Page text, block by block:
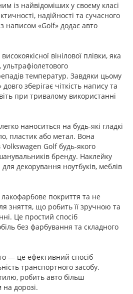
із найвідоміших у своєму класі
надійності та сучасного
написом «Golf» додає авто
вінілової плівки, яка
температур. Завдяки цьому
зберігає чіткість напису та
при тривалому використанні
наноситься на будь-які гладкі
пластик або метал. Вона
Volkswagen Golf будь-якого
бренду. Наклейку
декорування ноутбуків, меблів
покриття та не
зняття, що робить її зручною та
Це простий спосіб
без фарбування та складного
— це ефективний спосіб
транспортного засобу.
робить авто більш
дорозі.